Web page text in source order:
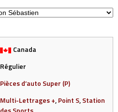
Canada
Régulier
Pièces d’auto Super (P)
Multi-Lettrages +,Point S,Station